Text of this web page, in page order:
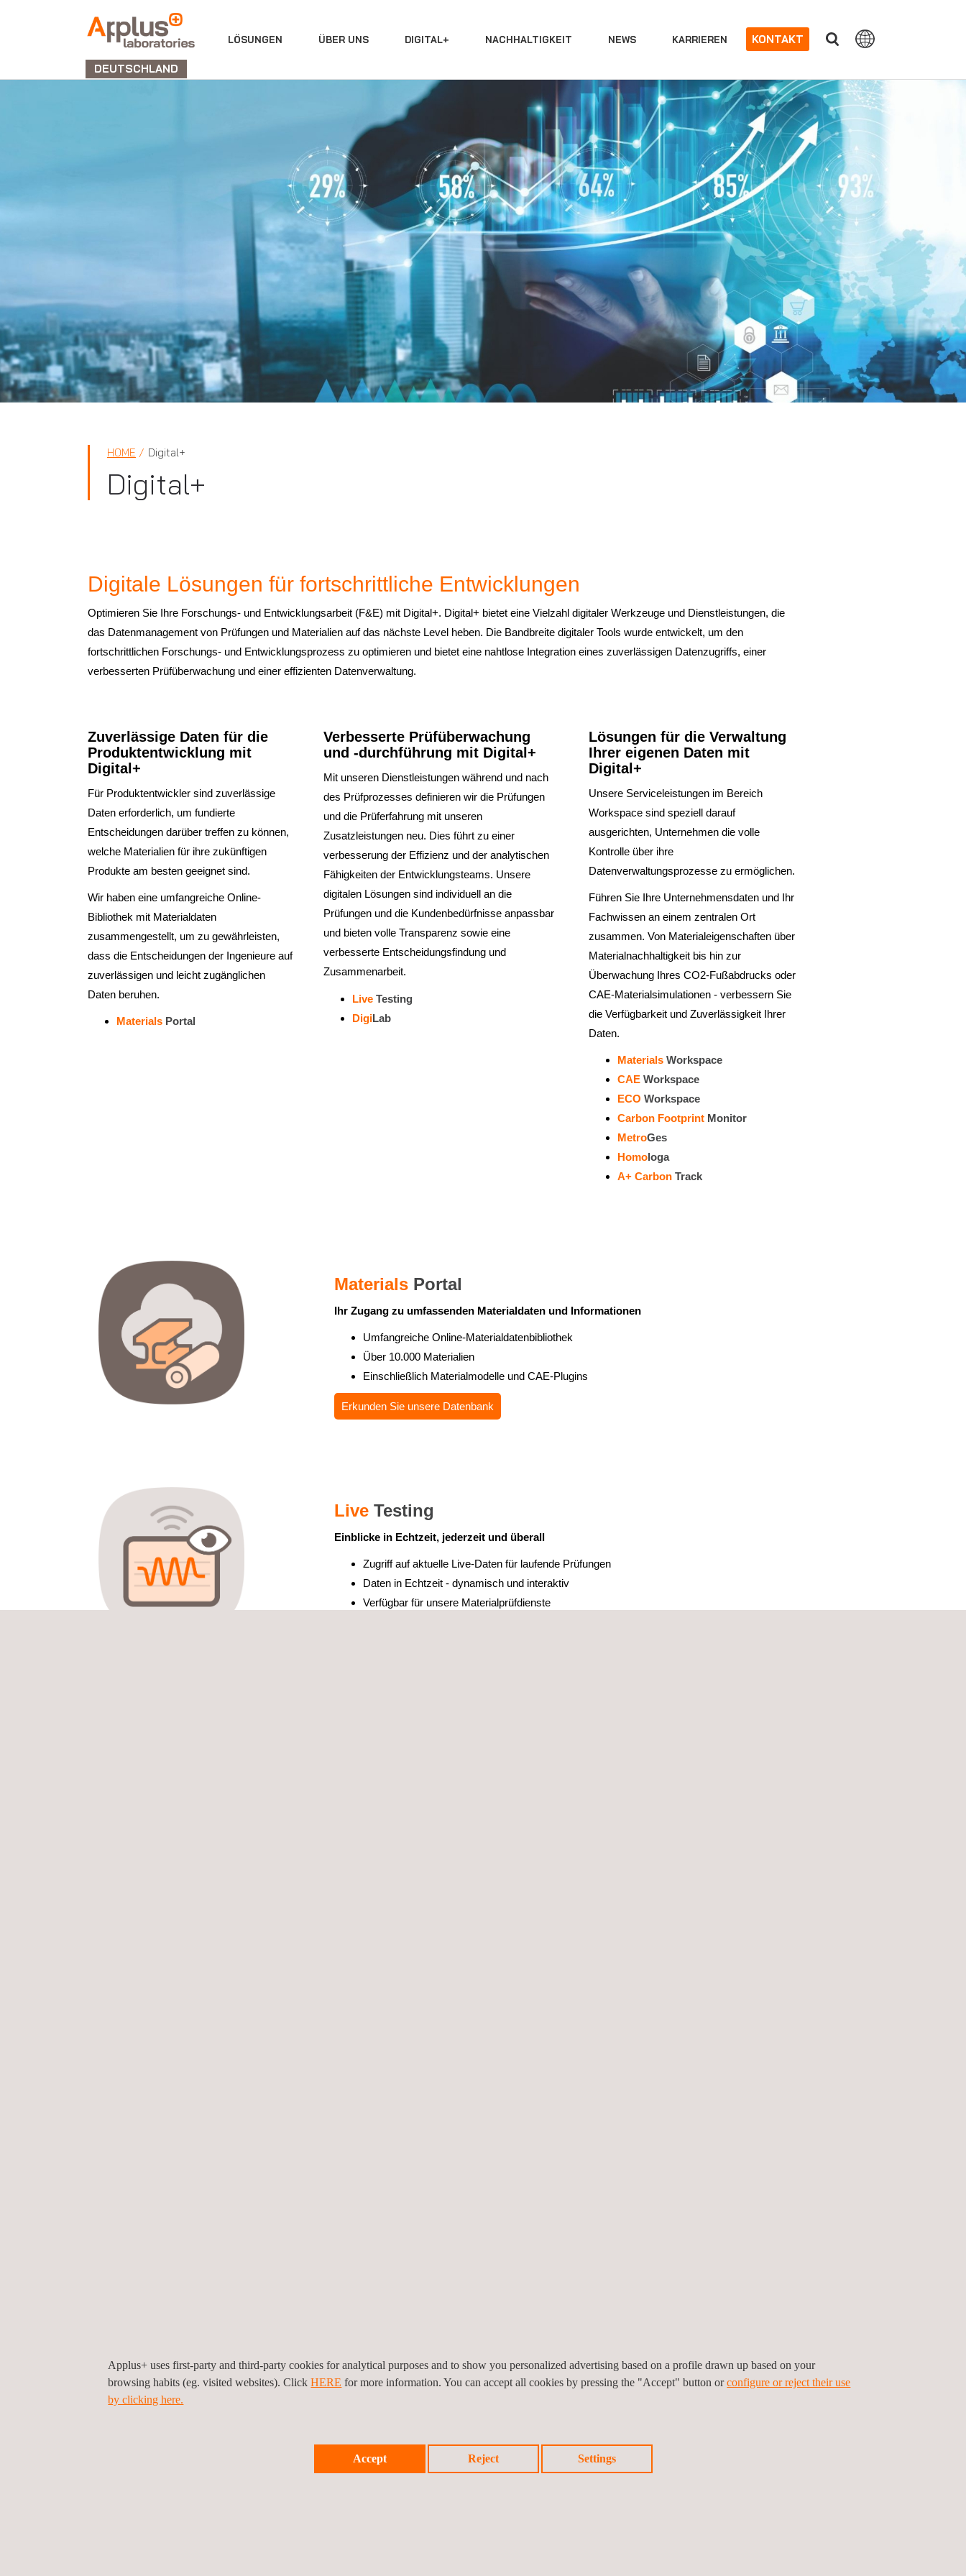
ABTEILUNG
LABORATORIEN
DEUTSCHLAND
LÖSUNGEN ÜBER UNS DIGITAL+ NACHHALTIGKEIT NEWS KARRIEREN KONTAKT
HOME Digital+
Digital+
Digitale Lösungen für fortschrittliche Entwicklungen
Optimieren Sie Ihre Forschungs- und Entwicklungsarbeit (F&E) mit Digital+. Digital+ bietet eine Vielzahl digitaler Werkzeuge und Dienstleistungen, die
das Datenmanagement von Prüfungen und Materialien auf das nächste Level heben. Die Bandbreite digitaler Tools wurde entwickelt, um den
fortschrittlichen Forschungs- und Entwicklungsprozess zu optimieren und bietet eine nahtlose Integration eines zuverlässigen Datenzugriffs, einer
verbesserten Prüfüberwachung und einer effizienten Datenverwaltung.
Zuverlässige Daten für die
Produktentwicklung mit
Digital+
Für Produktentwickler sind zuverlässige
Daten erforderlich, um fundierte
Entscheidungen darüber treffen zu können,
welche Materialien für ihre zukünftigen
Produkte am besten geeignet sind.
Wir haben eine umfangreiche Online-
Bibliothek mit Materialdaten
zusammengestellt, um zu gewährleisten,
dass die Entscheidungen der Ingenieure auf
zuverlässigen und leicht zugänglichen
Daten beruhen.
Materials Portal
Verbesserte Prüfüberwachung
und -durchführung mit Digital+
Mit unseren Dienstleistungen während und nach
des Prüfprozesses definieren wir die Prüfungen
und die Prüferfahrung mit unseren
Zusatzleistungen neu. Dies führt zu einer
verbesserung der Effizienz und der analytischen
Fähigkeiten der Entwicklungsteams. Unsere
digitalen Lösungen sind individuell an die
Prüfungen und die Kundenbedürfnisse anpassbar
und bieten volle Transparenz sowie eine
verbesserte Entscheidungsfindung und
Zusammenarbeit.
LiveTesting
DigiLab
Lösungen für die Verwaltung
Ihrer eigenen Daten mit
Digital+
Unsere Serviceleistungen im Bereich
Workspace sind speziell darauf
ausgerichten, Unternehmen die volle
Kontrolle über ihre
Datenverwaltungsprozesse zu ermöglichen.
Führen Sie Ihre Unternehmensdaten und Ihr
Fachwissen an einem zentralen Ort
zusammen. Von Materialeigenschaften über
Materialnachhaltigkeit bis hin zur
Überwachung Ihres CO2-Fußabdrucks oder
CAE-Materialsimulationen - verbessern Sie
die Verfügbarkeit und Zuverlässigkeit Ihrer
Daten.
Materials Workspace
CAE Workspace
ECO Workspace
Carbon Footprint Monitor
MetroGes
Homologa
A+ Carbon Track
Materials Portal
Ihr Zugang zu umfassenden Materialdaten und Informationen
Umfangreiche Online-Materialdatenbibliothek
Über 10.000 Materialien
Einschließlich Materialmodelle und CAE-Plugins
Erkunden Sie unsere Datenbank
LiveTesting
Einblicke in Echtzeit, jederzeit und überall
Zugriff auf aktuelle Live-Daten für laufende Prüfungen
Daten in Echtzeit - dynamisch und interaktiv
Verfügbar für unsere Materialprüfdienste
Fördert die Nachhaltigkeit als sichere Wahl für Ingenieure
Durchsuchen Sie Werkstoffnormen und verfolgen Sie diese auf ihre chemische
Applus+ uses first-party and third-party cookies for analytical purposes and to show you personalized advertising based on a profile drawn up based on your
browsing habits (eg. visited websites). ClickHERE for more information. You can accept all cookies by pressing the "Accept" button orconfigure or reject their use
by clicking here.
Accept Reject Settings